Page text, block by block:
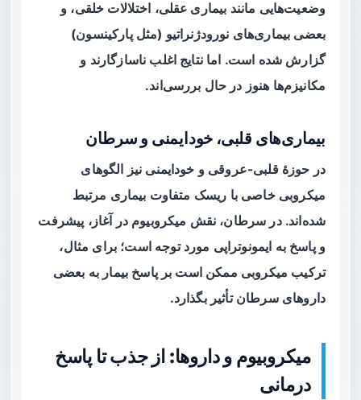
وضعیت‌هایی مانند بیماری عقلی، اختلالات خلقی، و
بعضی بیماری‌های نورودژنراتیو (مثل پارکینسون)
گزارش شده است. اما نتایج اغلب ناسازگارند و
مکانیزم‌ها هنوز در حال بررسی‌اند.
بیماری‌های قلبی، خودایمنی و سرطان
در حوزهٔ قلبی-عروقی و خودایمنی نیز الگوهای
میکروبی خاصی با ریسک متفاوت بیماری مرتبط
شده‌اند. در سرطان، نقش میکروبیوم در آغاز، پیشرفت
و پاسخ به ایمونوتراپی مورد توجه است؛ برای مثال،
ترکیب میکروبی ممکن است بر پاسخ بیمار به بعضی
داروهای سرطان تأثیر بگذارد.
میکروبیوم و داروها: از جذب تا پاسخ
درمانی